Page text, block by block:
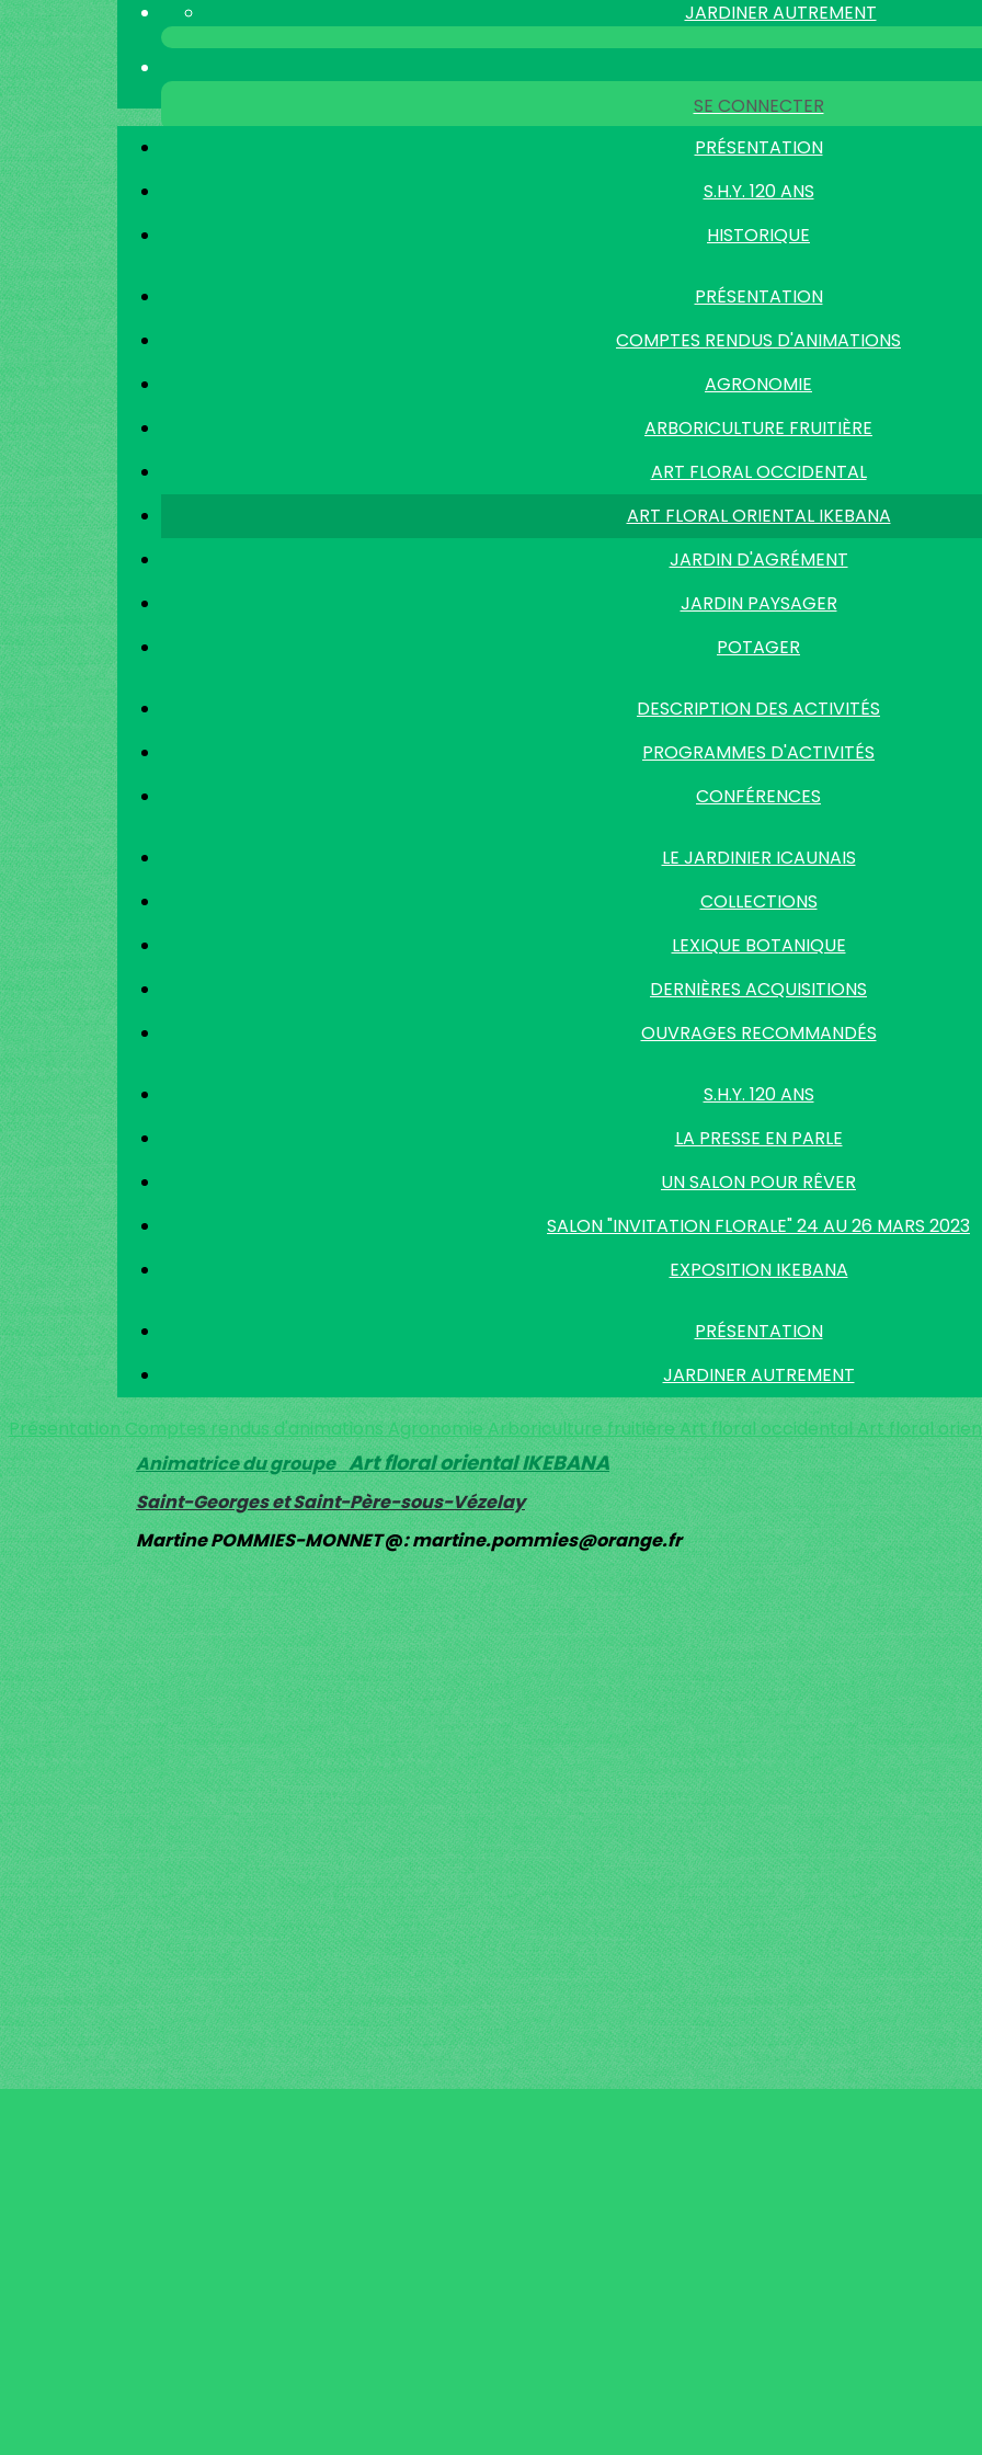
JARDINER AUTREMENT
SE CONNECTER
PRÉSENTATION
S.H.Y. 120 ANS
HISTORIQUE
PRÉSENTATION
COMPTES RENDUS D'ANIMATIONS
AGRONOMIE
ARBORICULTURE FRUITIÈRE
ART FLORAL OCCIDENTAL
ART FLORAL ORIENTAL IKEBANA
JARDIN D'AGRÉMENT
JARDIN PAYSAGER
POTAGER
DESCRIPTION DES ACTIVITÉS
PROGRAMMES D'ACTIVITÉS
CONFÉRENCES
LE JARDINIER ICAUNAIS
COLLECTIONS
LEXIQUE BOTANIQUE
DERNIÈRES ACQUISITIONS
OUVRAGES RECOMMANDÉS
S.H.Y. 120 ANS
LA PRESSE EN PARLE
UN SALON POUR RÊVER
SALON "INVITATION FLORALE" 24 AU 26 MARS 2023
EXPOSITION IKEBANA
PRÉSENTATION
JARDINER AUTREMENT
PrésentationComptes rendus d'animationsAgronomieArboriculture fruitièreArt floral occidentalArt floral
Animatrice du groupeArt floral oriental IKEBANA
Saint-Georges et Saint-Père-sous-Vézelay
Martine POMMIES-MONNET@: martine.pommies@orange.fr